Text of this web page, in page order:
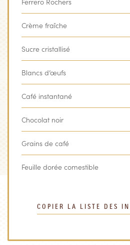
Crème fraîche
Sucre cristallisé
Blancs d’œufs
Café instantané
Chocolat noir
Grains de café
Feuille dorée comestible
COPIER LA LISTE DES